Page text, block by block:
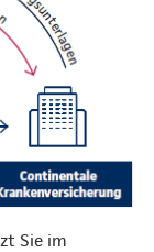
Sie im